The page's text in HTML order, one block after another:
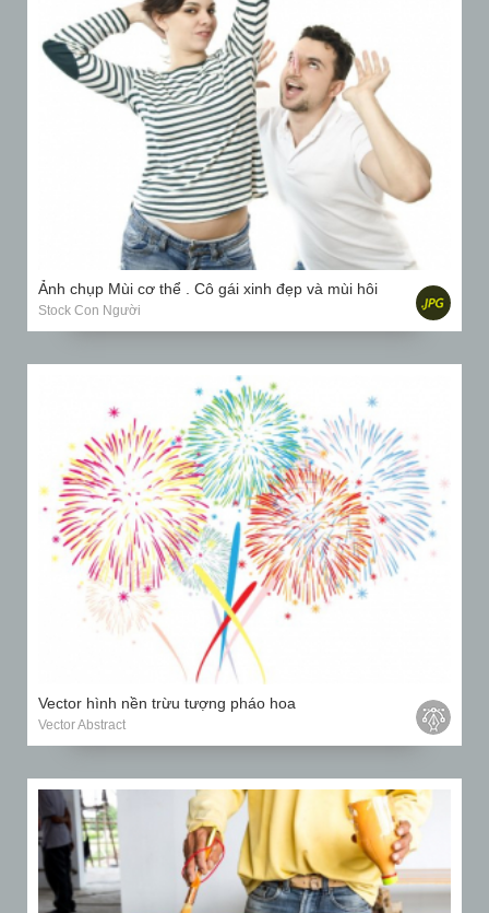
Ảnh chụp Mùi cơ thể . Cô gái xinh đẹp và mùi hôi
Stock Con Người
Vector hình nền trừu tượng pháo hoa
Vector Abstract